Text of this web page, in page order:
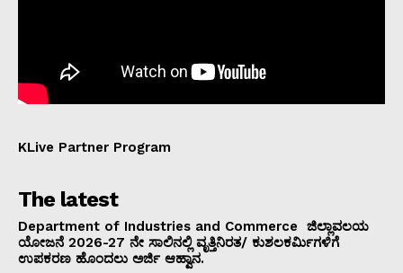
KLive Partner Program
The latest
Department of Industries and Commerce ಜಿಲ್ಲಾವಲಯ
ಯೋಜನೆ 2026-27 ನೇ ಸಾಲಿನಲ್ಲಿ ವೃತ್ತಿನಿರತ/ ಕುಶಲಕರ್ಮಿಗಳಿಗೆ
ಉಪಕರಣ ಹೊಂದಲು ಅರ್ಜಿ ಆಹ್ವಾನ.